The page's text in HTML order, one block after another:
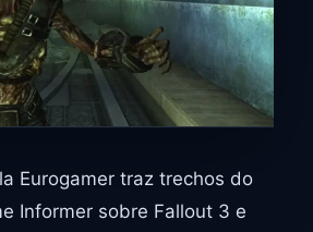
Eurogamer traz trechos do
Informer sobre Fallout 3 e